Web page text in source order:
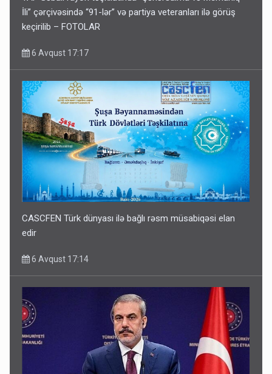
İli” çərçivəsində “91-lər” və partiya veteranları ilə görüş
keçirilib – FOTOLAR
6 Avqust 17:17
CASCFEN Türk dünyası ilə bağlı rəsm müsabiqəsi elan
edir
6 Avqust 17:14